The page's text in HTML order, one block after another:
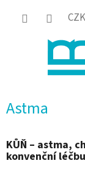
CZK
Astma
KŮŇ – astma,
konvenční